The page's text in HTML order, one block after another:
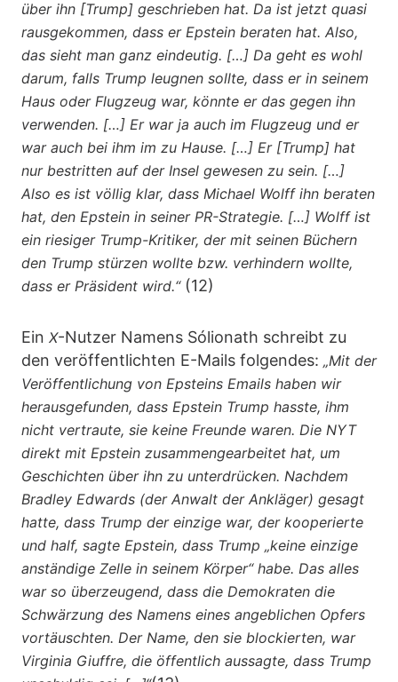
über ihn [Trump] geschrieben hat. Da ist jetzt quasi
rausgekommen, dass er Epstein beraten hat. Also,
das sieht man ganz eindeutig. […] Da geht es wohl
darum, falls Trump leugnen sollte, dass er in seinem
Haus oder Flugzeug war, könnte er das gegen ihn
verwenden. […] Er war ja auch im Flugzeug und er
war auch bei ihm im zu Hause. […] Er [Trump] hat
nur bestritten auf der Insel gewesen zu sein. […]
Also es ist völlig klar, dass Michael Wolff ihn beraten
hat, den Epstein in seiner PR-Strategie. […] Wolff ist
ein riesiger Trump-Kritiker, der mit seinen Büchern
den Trump stürzen wollte bzw. verhindern wollte,
dass er Präsident wird.“(12)
Ein X-Nutzer Namens Sólionath schreibt zu
den veröffentlichten E-Mails folgendes: „Mit der
Veröffentlichung von Epsteins Emails haben wir
herausgefunden, dass Epstein Trump hasste, ihm
nicht vertraute, sie keine Freunde waren. Die NYT
direkt mit Epstein zusammengearbeitet hat, um
Geschichten über ihn zu unterdrücken. Nachdem
Bradley Edwards (der Anwalt der Ankläger) gesagt
hatte, dass Trump der einzige war, der kooperierte
und half, sagte Epstein, dass Trump „keine einzige
anständige Zelle in seinem Körper“ habe. Das alles
war so überzeugend, dass die Demokraten die
Schwärzung des Namens eines angeblichen Opfers
vortäuschten. Der Name, den sie blockierten, war
Virginia Giuffre, die öffentlich aussagte, dass Trump